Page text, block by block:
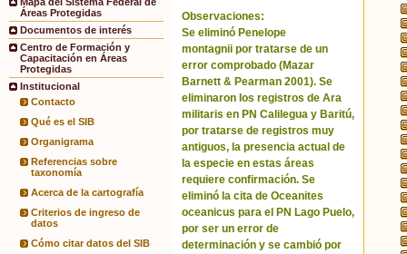
Mapa del Sistema Federal de
Áreas Protegidas
Documentos de interés
Centro de Formación y
Capacitación en Áreas
Protegidas
Institucional
Contacto
Qué es el SIB
Organigrama
Referencias sobre
taxonomía
Acerca de la cartografía
Criterios de ingreso de
datos
Cómo citar datos del SIB
Observaciones:
Se eliminó Penelope
montagnii por tratarse de un
error comprobado (Mazar
Barnett & Pearman 2001). Se
eliminaron los registros de Ara
militaris en PN Calilegua y Baritú,
por tratarse de registros muy
antiguos, la presencia actual de
la especie en estas áreas
requiere confirmación. Se
eliminó la cita de Oceanites
oceanicus para el PN Lago Puelo,
por ser un error de
determinación y se cambió por